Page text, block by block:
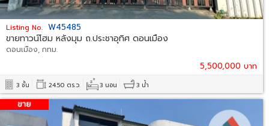
Listing No. W45485
ขายทาวน์โฮม หลังมุม ถ.ประชาอุทิศ ดอนเมือง
ดอนเมือง, กทม.
5,500,000 บาท
3 ชั้น 24.50 ตร.ว. 3 นอน 3 น้ำ